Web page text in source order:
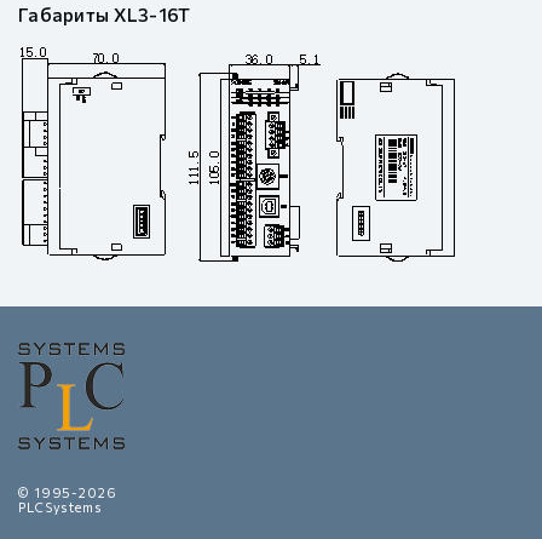
Габариты XL3-16T
© 1995-2026
PLCSystems